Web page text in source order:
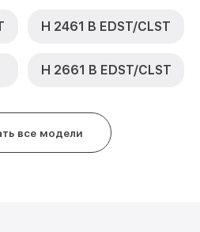
H 2461 B EDST/CLST
H 2661 B EDST/CLST
все модели